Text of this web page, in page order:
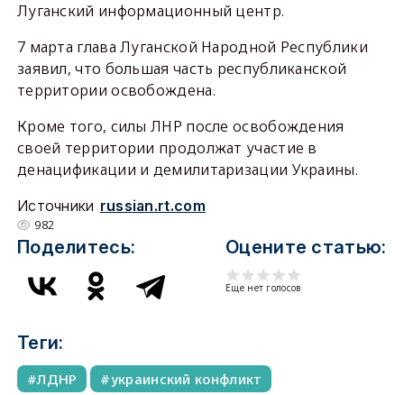
Луганский информационный центр.
7 марта глава Луганской Народной Республики
заявил, что большая часть республиканской
территории освобождена.
Кроме того, силы ЛНР после освобождения
своей территории продолжат участие в
денацификации и демилитаризации Украины.
Источники russian.rt.com
982
Поделитесь: Оцените статью:
Еще нет голосов
Теги:
ЛДНР украинский конфликт